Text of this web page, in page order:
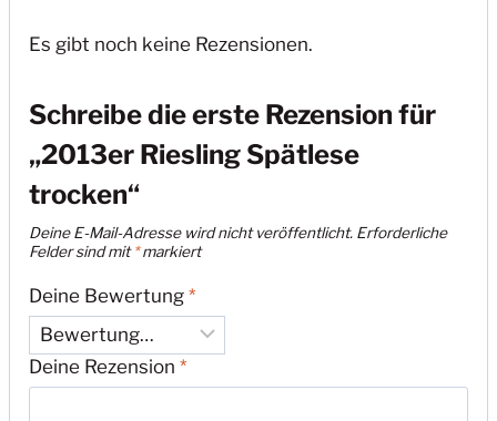
Es gibt noch keine Rezensionen.
Schreibe die erste Rezension für
„2013er Riesling Spätlese
trocken“
Deine E-Mail-Adresse wird nicht veröffentlicht. Erforderliche
Felder sind mit*markiert
Deine Bewertung *
Deine Rezension *